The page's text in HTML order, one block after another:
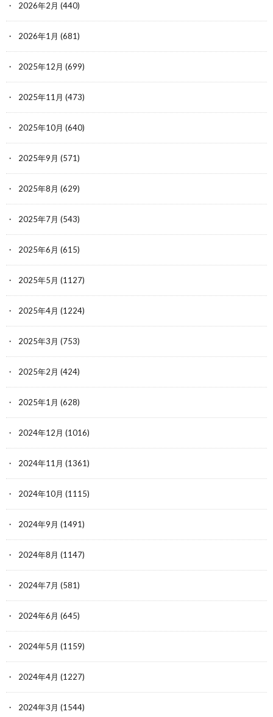
2026年2月 (440)
2026年1月 (681)
2025年12月 (699)
2025年11月 (473)
2025年10月 (640)
2025年9月 (571)
2025年8月 (629)
2025年7月 (543)
2025年6月 (615)
2025年5月 (1127)
2025年4月 (1224)
2025年3月 (753)
2025年2月 (424)
2025年1月 (628)
2024年12月 (1016)
2024年11月 (1361)
2024年10月 (1115)
2024年9月 (1491)
2024年8月 (1147)
2024年7月 (581)
2024年6月 (645)
2024年5月 (1159)
2024年4月 (1227)
2024年3月 (1544)